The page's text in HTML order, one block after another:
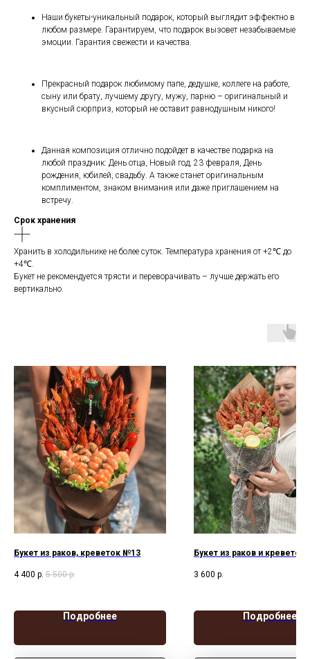
Наши букеты-уникальный подарок, который выглядит эффектно в
любом размере. Гарантируем, что подарок вызовет незабываемые
эмоции. Гарантия свежести и качества.
Прекрасный подарок любимому папе, дедушке, коллеге на работе,
сыну или брату, лучшему другу, мужу, парню – оригинальный и
вкусный сюрприз, который не оставит равнодушным никого!
Данная композиция отлично подойдет в качестве подарка на
любой праздник: День отца, Новый год, 23 февраля, День
рождения, юбилей, свадьбу. А также станет оригинальным
комплиментом, знаком внимания или даже приглашением на
встречу.
Срок хранения
Хранить в холодильнике не более суток. Температура хранения от +2℃ до
+4℃.
Букет не рекомендуется трясти и переворачивать – лучше держать его
вертикально.
Букет из раков, креветок №13
4 400 р. 5 500 р.
Подробнее
Букет из раков и
3 600 р.
Подробнее